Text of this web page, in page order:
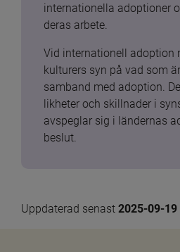
internationella adoptioner
deras arbete.
Vid internationell adoption
kulturers syn på vad som
samband med adoption.
likheter och skillnader i
avspeglar sig i ländernas
beslut.
Uppdaterad senast 2025-09-19